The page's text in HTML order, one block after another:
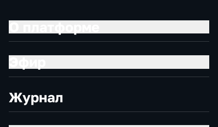
Журнал